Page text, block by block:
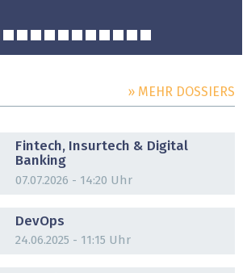
» MEHR DOSSIERS
Fintech, Insurtech & Digital
Banking
07.07.2026 - 14:20 Uhr
DevOps
24.06.2025 - 11:15 Uhr